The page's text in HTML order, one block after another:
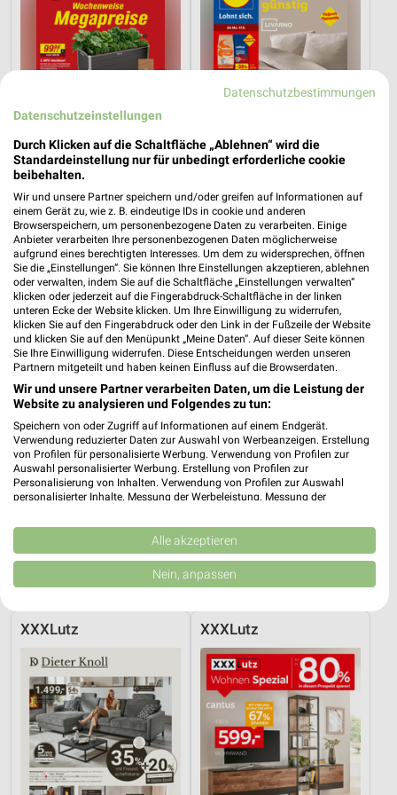
4,7 km
Angebote ab 08.08.
Gültig bis Fr. 14.08.
Angebote ab 17.08.
Gültig ab Mo. 17.08.
Kaufland
5,1 km
Mo-Mi Angebote ab 10.08.
Gültig ab Mo. 10.08.
PENNY
15,5 km
Angebote ab 10.08.
Gültig ab Mo. 10.08.
XXXLutz XXXLutz
Datenschutzbestimmungen
Datenschutzeinstellungen
Durch Klicken auf die Schaltfläche „Ablehnen“ wird die
Standardeinstellung nur für unbedingt erforderliche cookie
beibehalten.
Wir und unsere Partner speichern und/oder greifen auf Informationen auf
einem Gerät zu, wie z. B. eindeutige IDs in cookie und anderen
Browserspeichern, um personenbezogene Daten zu verarbeiten. Einige
Anbieter verarbeiten Ihre personenbezogenen Daten möglicherweise
aufgrund eines berechtigten Interesses. Um dem zu widersprechen, öffnen
Sie die „Einstellungen“. Sie können Ihre Einstellungen akzeptieren, ablehnen
oder verwalten, indem Sie auf die Schaltfläche „Einstellungen verwalten“
klicken oder jederzeit auf die Fingerabdruck-Schaltfläche in der linken
unteren Ecke der Website klicken. Um Ihre Einwilligung zu widerrufen,
klicken Sie auf den Fingerabdruck oder den Link in der Fußzeile der Website
und klicken Sie auf den Menüpunkt „Meine Daten“. Auf dieser Seite können
Sie Ihre Einwilligung widerrufen. Diese Entscheidungen werden unseren
Partnern mitgeteilt und haben keinen Einfluss auf die Browserdaten.
Wir und unsere Partner verarbeiten Daten, um die Leistung der
Website zu analysieren und Folgendes zu tun:
Speichern von oder Zugriff auf Informationen auf einem Endgerät.
Verwendung reduzierter Daten zur Auswahl von Werbeanzeigen. Erstellung
von Profilen für personalisierte Werbung. Verwendung von Profilen zur
Auswahl personalisierter Werbung. Erstellung von Profilen zur
Personalisierung von Inhalten. Verwendung von Profilen zur Auswahl
personalisierter Inhalte. Messung der Werbeleistung. Messung der
Kombinationen von Daten aus verschiedenen Quellen. Entwicklung und
Verbesserung der Angebote. Verwendung reduzierter Daten zur Auswahl
von Inhalten.
Daten können außerhalb der Europäischen Union weitergegeben und in die
Website/App.
Partnerliste anzeigen (1 IAB-Anbieter)
Wir nutzen Ihre Daten für folgende Zwecke:
IAB-Verarbeitungszwecke:
Speichern von oder Zugriff auf Informationen
auf einem Endgerät
Verwendung reduzierter Daten zur Auswahl von
Werbeanzeigen
Alle akzeptieren
Nein, anpassen